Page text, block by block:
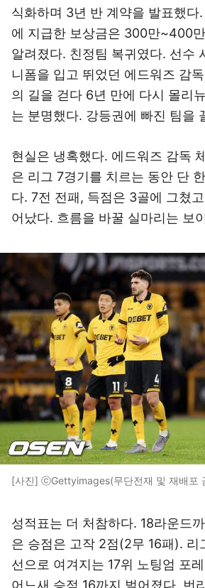
식화하며 3년 반 계약을 발표했다
에 지급한 보상금은 300만~400
알려졌다. 친정팀 복귀였다. 선수
니폼을 입고 뛰었던 에드워즈 감
의 길을 걷다 6년 만에 다시 몰리
는 분명했다. 강등권에 빠진 팀을
현실은 냉혹했다. 에드워즈 감독
은 리그 7경기를 치르는 동안 단
다. 7전 전패, 득점은 3골에 그쳤
어났다. 흐름을 바꿀 실마리는 보
[사진] ⓒGettyimages(무단전재 및 재배포
성적표는 더 처참하다. 18라운드
은 승점은 고작 2점(2무 16패). 리
선으로 여겨지는 17위 노팅엄 포
어느새 승점 16까지 벌어졌다. 번